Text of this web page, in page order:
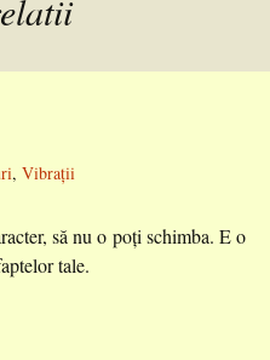
, Vibrații
să nu o poți schimba. E o
tale.